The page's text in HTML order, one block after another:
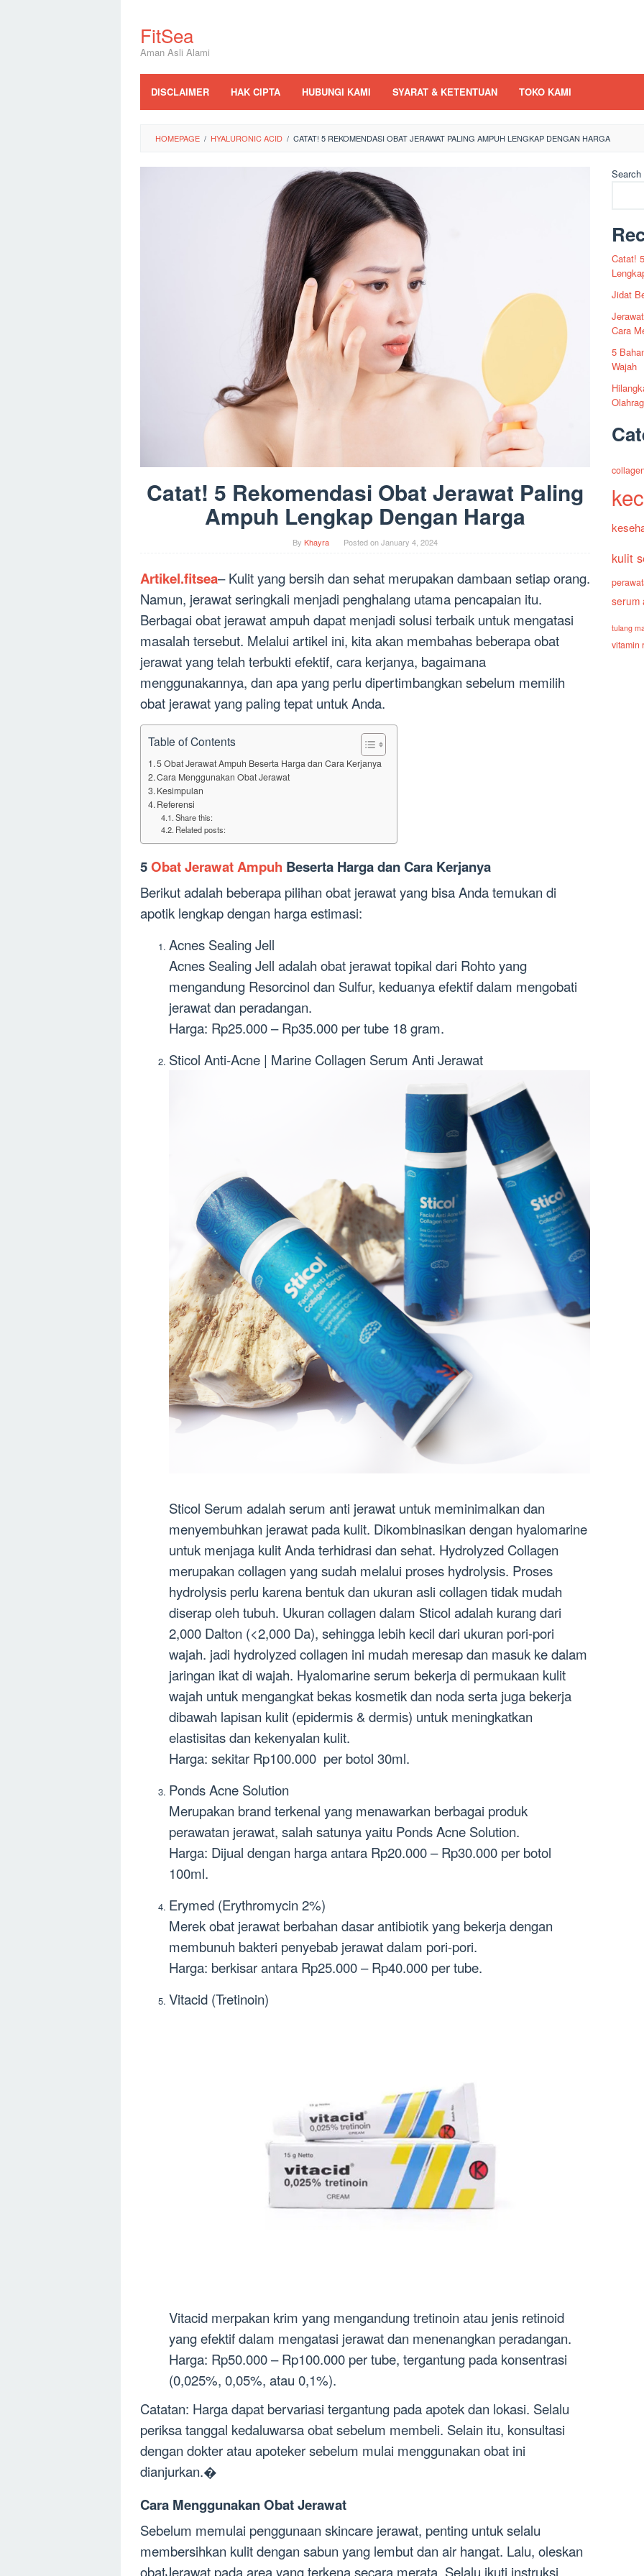
contentFitSea
Aman Asli Alami
DISCLAIMER HAK CIPTA HUBUNGI KAMI SYARAT & KETENTUAN TOKO KAMI
HOMEPAGE / HYALURONIC ACID / CATAT! 5 REKOMENDASI OBAT JERAWAT PALING AMPUH LENGKAP DENGAN HARGA
Catat! 5 Rekomendasi Obat Jerawat Paling
Ampuh Lengkap Dengan Harga
By Khayra Posted onJanuary 4, 2024
Artikel.fitsea– Kulit yang bersih dan sehat merupakan dambaan setiap orang.
Namun, jerawat seringkali menjadi penghalang utama pencapaian itu.
Berbagai obat jerawat ampuh dapat menjadi solusi terbaik untuk mengatasi
masalah tersebut. Melalui artikel ini, kita akan membahas beberapa obat
jerawat yang telah terbukti efektif, cara kerjanya, bagaimana
menggunakannya, dan apa yang perlu dipertimbangkan sebelum memilih
obat jerawat yang paling tepat untuk Anda.
Table of Contents
5 Obat Jerawat Ampuh Beserta Harga dan Cara Kerjanya
Cara Menggunakan Obat Jerawat
Kesimpulan
Referensi
Share this:
Related posts:
5Obat Jerawat Ampuh Beserta Harga dan Cara Kerjanya
Berikut adalah beberapa pilihan obat jerawat yang bisa Anda temukan di
apotik lengkap dengan harga estimasi:
Acnes Sealing Jell
Acnes Sealing Jell adalah obat jerawat topikal dari Rohto yang
mengandung Resorcinol dan Sulfur, keduanya efektif dalam mengobati
jerawat dan peradangan.
Harga: Rp25.000 – Rp35.000 per tube 18 gram.
Sticol Anti-Acne | Marine Collagen Serum Anti Jerawat
Sticol Serum adalah serum anti jerawat untuk meminimalkan dan
menyembuhkan jerawat pada kulit. Dikombinasikan dengan hyalomarine
untuk menjaga kulit Anda terhidrasi dan sehat. Hydrolyzed Collagen
merupakan collagen yang sudah melalui proses hydrolysis. Proses
hydrolysis perlu karena bentuk dan ukuran asli collagen tidak mudah
diserap oleh tubuh. Ukuran collagen dalam Sticol adalah kurang dari
2,000 Dalton (<2,000 Da), sehingga lebih kecil dari ukuran pori-pori
wajah. jadi hydrolyzed collagen ini mudah meresap dan masuk ke dalam
jaringan ikat di wajah. Hyalomarine serum bekerja di permukaan kulit
wajah untuk mengangkat bekas kosmetik dan noda serta juga bekerja
dibawah lapisan kulit (epidermis & dermis) untuk meningkatkan
elastisitas dan kekenyalan kulit.
Harga: sekitar Rp100.000 per botol 30ml.
Ponds Acne Solution
Merupakan brand terkenal yang menawarkan berbagai produk
perawatan jerawat, salah satunya yaitu Ponds Acne Solution.
Harga: Dijual dengan harga antara Rp20.000 – Rp30.000 per botol
100ml.
Erymed (Erythromycin 2%)
Merek obat jerawat berbahan dasar antibiotik yang bekerja dengan
membunuh bakteri penyebab jerawat dalam pori-pori.
Harga: berkisar antara Rp25.000 – Rp40.000 per tube.
Vitacid (Tretinoin)
Vitacid merpakan krim yang mengandung tretinoin atau jenis retinoid
yang efektif dalam mengatasi jerawat dan menenangkan peradangan.
Harga: Rp50.000 – Rp100.000 per tube, tergantung pada konsentrasi
(0,025%, 0,05%, atau 0,1%).
Catatan: Harga dapat bervariasi tergantung pada apotek dan lokasi. Selalu
periksa tanggal kedaluwarsa obat sebelum membeli. Selain itu, konsultasi
dengan dokter atau apoteker sebelum mulai menggunakan obat ini
dianjurkan.�
Cara Menggunakan Obat Jerawat
Sebelum memulai penggunaan skincare jerawat, penting untuk selalu
membersihkan kulit dengan sabun yang lembut dan air hangat. Lalu, oleskan
obatJerawat pada area yang terkena secara merata. Selalu ikuti instruksi
Search
Catat!
Jidat
Cara
5
Wajah
collagen
kulit
serum
tulang
vitamin